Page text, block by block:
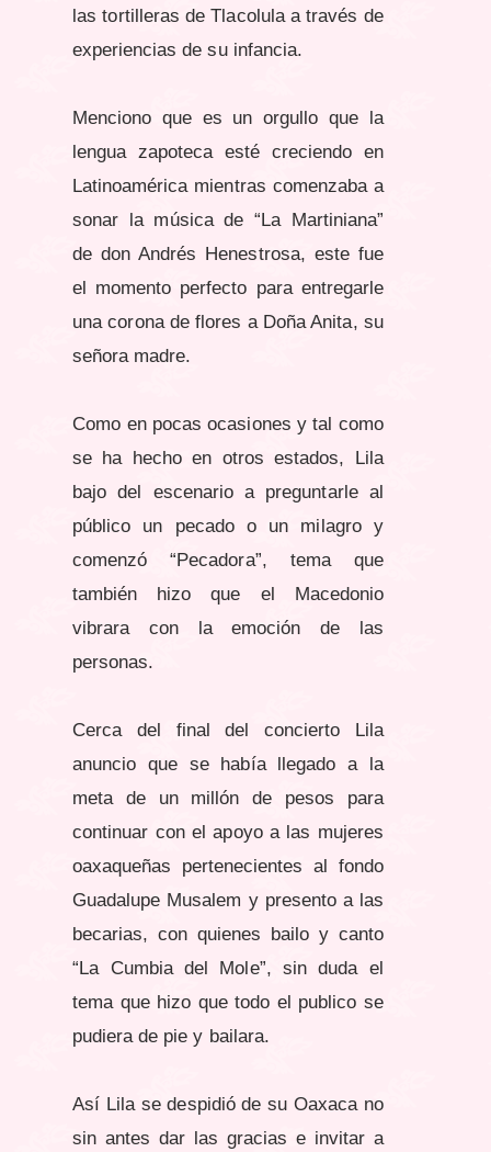
las tortilleras de Tlacolula a través de
experiencias de su infancia.
Menciono que es un orgullo que la
lengua zapoteca esté creciendo en
Latinoamérica mientras comenzaba a
sonar la música de “La Martiniana”
de don Andrés Henestrosa, este fue
el momento perfecto para entregarle
una corona de flores a Doña Anita, su
señora madre.
Como en pocas ocasiones y tal como
se ha hecho en otros estados, Lila
bajo del escenario a preguntarle al
público un pecado o un milagro y
comenzó “Pecadora”, tema que
también hizo que el Macedonio
vibrara con la emoción de las
personas.
Cerca del final del concierto Lila
anuncio que se había llegado ala
meta de un millón de pesos para
continuar con el apoyo a las mujeres
oaxaqueñas pertenecientes al fondo
Guadalupe Musalem y presento a las
becarias, con quienes bailo y canto
“La Cumbia del Mole”, sin duda el
tema que hizo que todo el publico se
pudiera de pie y bailara.
Así Lila se despidió de su Oaxaca no
sin antes dar las gracias e invitar a